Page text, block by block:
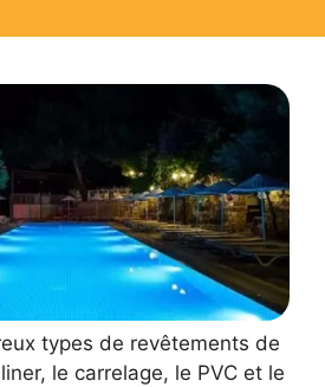
types de revêtements de
le carrelage, le PVC et le